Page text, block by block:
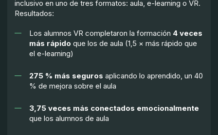
inclusivo en uno de tres formatos: aula, e-learning o VR.
Resultados:
Los alumnos VR completaron la formación 4 veces
más rápido que los de aula (1,5 × más rápido que
el e-learning)
275 % más seguros aplicando lo aprendido, un 40
% de mejora sobre el aula
3,75 veces más conectados emocionalmente
que los alumnos de aula